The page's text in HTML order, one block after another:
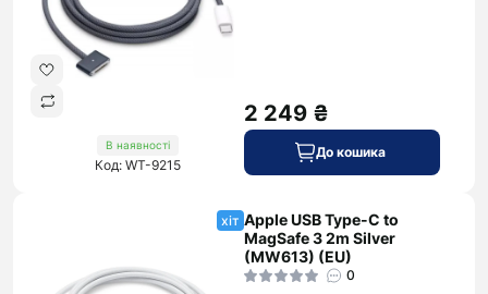
В наявності
Код: WT-9215
2 249 ₴
До кошика
хіт Apple USB Type-C to
MagSafe 3 2m Silver
(MW613) (EU)
0